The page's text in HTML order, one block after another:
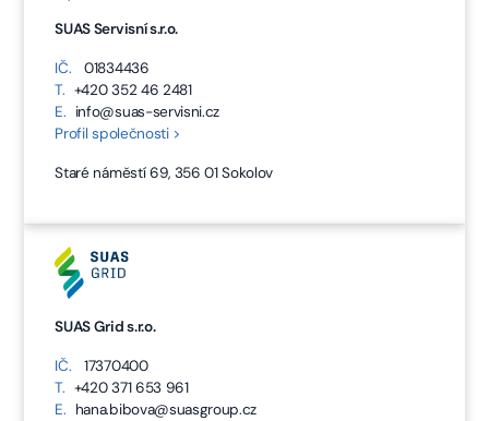
SUAS Servisní s.r.o.
IČ.
01834436
T. +420 352 46 2481
E. info@suas-servisni.cz
Profil společnosti >
Staré náměstí 69, 356 01 Sokolov
SUAS Grid s.r.o.
IČ.
17370400
T. +420 371 653 961
E. hana.bibova@suasgroup.cz